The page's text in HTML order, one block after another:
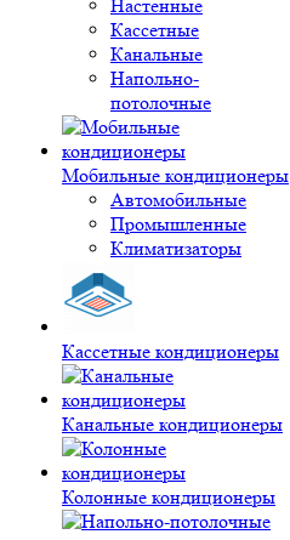
Настенные
Кассетные
Канальные
Напольно-
потолочные
Мобильные кондиционеры
Автомобильные
Промышленные
Климатизаторы
Кассетные кондиционеры
Канальные кондиционеры
Колонные кондиционеры